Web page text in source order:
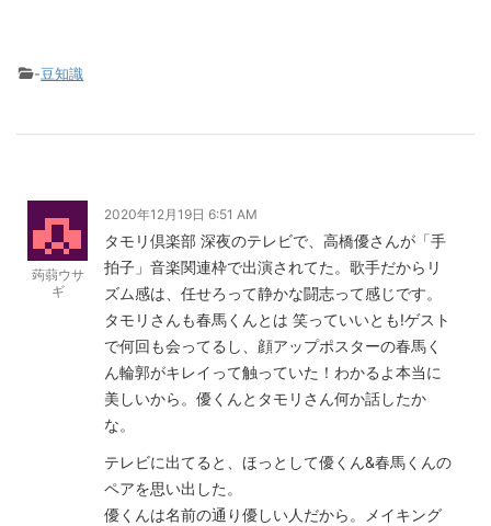
-豆知識
蒟蒻ウサ
ギ
2020年12月19日 6:51 AM
タモリ倶楽部 深夜のテレビで、高橋優さんが「手
拍子」音楽関連枠で出演されてた。歌手だからリ
ズム感は、任せろって静かな闘志って感じです。
タモリさんも春馬くんとは 笑っていいとも!ゲスト
で何回も会ってるし、顔アップポスターの春馬く
ん輪郭がキレイって触っていた！わかるよ本当に
美しいから。優くんとタモリさん何か話したか
な。
テレビに出てると、ほっとして優くん&春馬くんの
ペアを思い出した。
優くんは名前の通り優しい人だから。メイキング